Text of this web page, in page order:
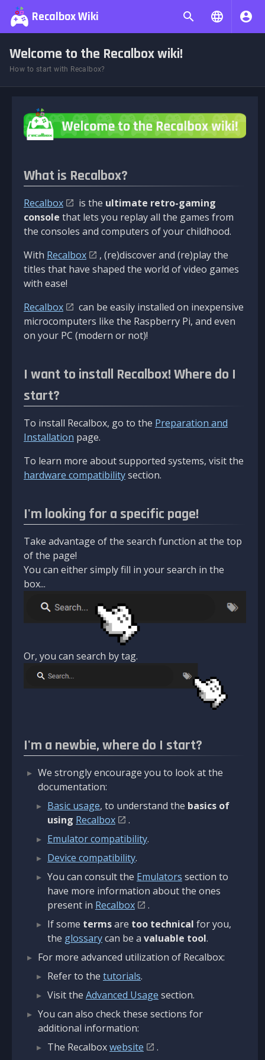
Recalbox Wiki
Welcome to the Recalbox wiki!
How to start with Recalbox?
What is Recalbox?
Recalbox is the ultimate retro-gaming
console that lets you replay all the games from
the consoles and computers of your childhood.
With Recalbox
, (re)discover and (re)play the
titles that have shaped the world of video games
with ease!
Recalbox
can be easily installed on inexpensive
microcomputers like the Raspberry Pi, and even
on your PC (modern or not)!
I want to install Recalbox! Where do I
start?
To install Recalbox, go to the Preparation and
Installation page.
To learn more about supported systems, visit the
hardware compatibilitysection.
I'm looking for a specific page!
Take advantage of the search function at the top
of the page!
You can either simply fill in your search in the
box...
Or, you can search by tag.
I'm a newbie, where do I start?
We strongly encourage you to look at the
documentation:
Basic usage, to understand the basics of
using Recalbox
.
Emulator compatibility.
Device compatibility.
You can consult the Emulators section to
have more information about the ones
present in Recalbox
.
If some termsare too technical for you,
the glossarycan be a valuable tool.
For more advanced utilization of Recalbox:
Refer to the tutorials.
Visit the Advanced Usage section.
You can also check these sections for
additional information:
The Recalboxwebsite
.